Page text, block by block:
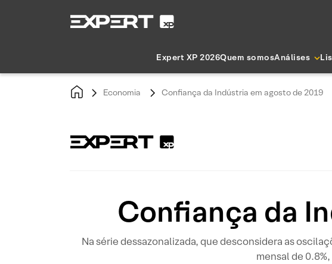
Expert XP 2026Quem somosAnálises
Economia Confiança da Indústria em agosto de 2019
Confiança da
Na série dessazonalizada, que desconsidera as
mensal de